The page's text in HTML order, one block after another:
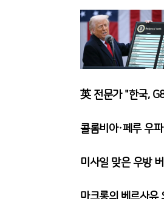
英 전문가 "한국,
콜롬비아·페루 우
미사일 맞은 우방
마크롱의 베르사